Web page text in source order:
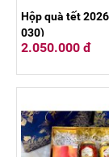
Hộp quà tết
030)
2.050.000 đ